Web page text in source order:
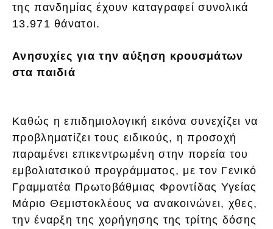
της πανδημίας έχουν καταγραφεί συνολικά
13.971 θάνατοι.
Ανησυχίες για την αύξηση κρουσμάτων
στα παιδιά
Καθώς η επιδημιολογική εικόνα συνεχίζει να
προβληματίζει τους ειδικούς, η προσοχή
παραμένει επικεντρωμένη στην πορεία του
εμβολιατσικού προγράμματος, με τον Γενικό
Γραμματέα Πρωτοβάθμιας Φροντίδας Υγείας
Μάριο Θεμιστοκλέους να ανακοινώνει, χθες,
την έναρξη της χορήγησης της τρίτης δόσης